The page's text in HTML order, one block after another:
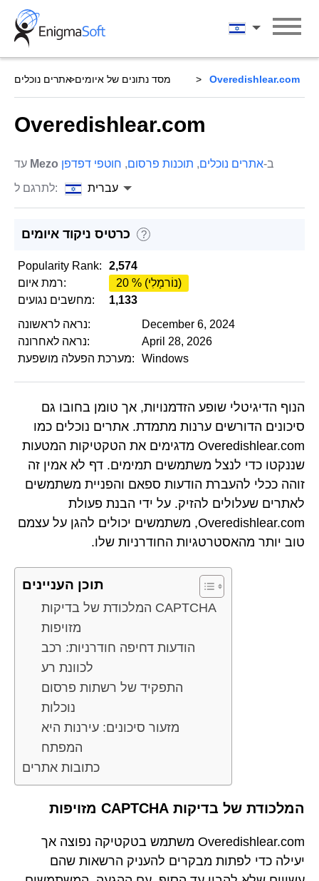
Skip
content
עברית
מסד נתונים של איומים אתרים נוכלים Overedishlear.com
Overedishlear.com
Mezo ב-אתרים נוכלים, תוכנות פרסום, חוטפי דפדפן
לתרגם ל:
עברית
כרטיס ניקוד איומים ?
Popularity Rank:
2,574
רמת איום:
20 % (נוֹרמָלִי)
מחשבים נגועים:
1,133
נראה לראשונה:
December 6, 2024
נראה לאחרונה:
April 28, 2026
מערכת הפעלה מושפעת:
Windows
הנוף הדיגיטלי שופע הזדמנויות, אך טומן בחובו גם
סיכונים הדורשים ערנות מתמדת. אתרים נוכלים כמו
Overedishlear.com מדגימים את הטקטיקות המטעות
שננקטו כדי לנצל משתמשים תמימים. דף לא אמין זה
זוהה ככלי להעברת הודעות ספאם והפניית משתמשים
לאתרים שעלולים להזיק. על ידי הבנת פעולת
Overedishlear.com, משתמשים יכולים להגן על עצמם
טוב יותר מהאסטרטגיות החודרניות שלו.
תוכן העניינים
המלכודת של בדיקות CAPTCHA
מזויפות
הודעות דחיפה חודרניות: רכב
לכוונת רע
התפקיד של רשתות פרסום
נוכלות
מזעור סיכונים: עירנות היא
המפתח
כתובות אתרים
המלכודת של בדיקות CAPTCHA מזויפות
Overedishlear.com משתמש בטקטיקה נפוצה אך
יעילה כדי לפתות מבקרים להעניק הרשאות שהם